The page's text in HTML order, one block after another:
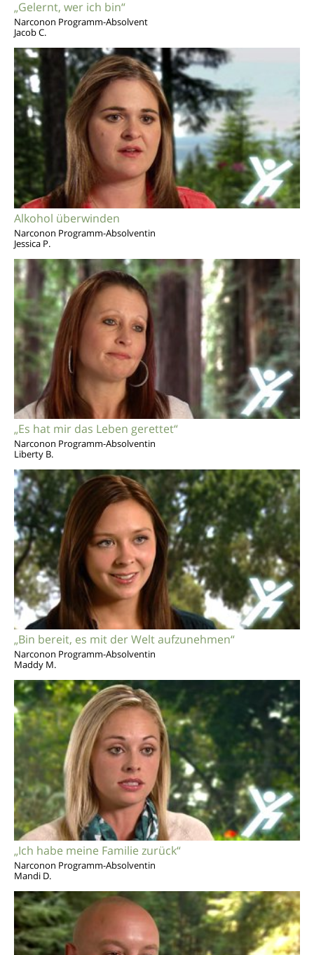
„Gelernt, wer ich bin“
Narconon Programm-Absolvent
Jacob C.
Alkohol überwinden
Narconon Programm-Absolventin
Jessica P.
„Es hat mir das Leben gerettet“
Narconon Programm-Absolventin
Liberty B.
„Bin bereit, es mit der Welt aufzunehmen“
Narconon Programm-Absolventin
Maddy M.
„Ich habe meine Familie zurück“
Narconon Programm-Absolventin
Mandi D.